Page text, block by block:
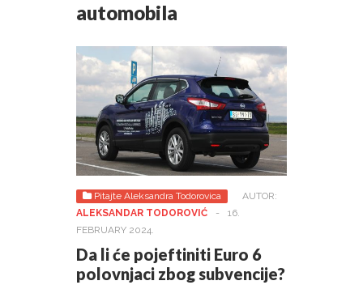
automobila
Pitajte Aleksandra Todorovica
AUTOR:
ALEKSANDAR TODOROVIĆ
-
16.
FEBRUARY 2024.
Da li će pojeftiniti Euro 6
polovnjaci zbog subvencije?